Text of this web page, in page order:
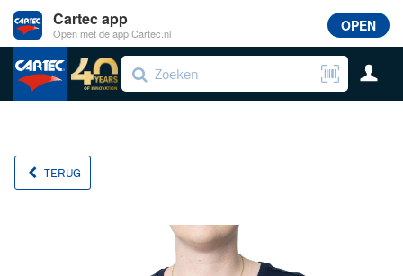
TERUG
Cartec app
Open met de app Cartec.nl OPEN